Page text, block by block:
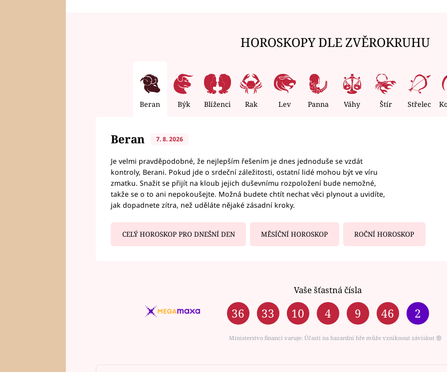
HOROSKOPY DLE ZVĚROKRUHU
Beran Býk Blíženci Rak Lev Panna Váhy Štír Střelec
Beran 7. 8. 2026
Je velmi pravděpodobné, že nejlepším řešením je dnes jednoduše se vzdát
kontroly, Berani. Pokud jde o srdeční záležitosti, ostatní lidé mohou být ve víru
zmatku. Snažit se přijít na kloub jejich duševnímu rozpoložení bude nemožné,
takže se o to ani nepokoušejte. Možná budete chtít nechat věci plynout a uvidíte,
jak dopadnete zítra, než uděláte nějaké zásadní kroky.
CELÝ HOROSKOP PRO DNEŠNÍ DEN MĚSÍČNÍ HOROSKOP ROČNÍ HOROSKOP
Vaše šťastná čísla
36 33 10 4 9 46 2
Ministerstvo financí varuje: Účastí na hazardní hře může vzniknout závislost ⑱